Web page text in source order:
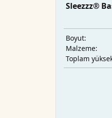
Sleezzz®
Boyut:
Malzeme:
Toplam